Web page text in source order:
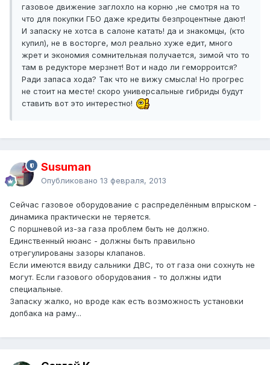
газовое движение заглохло на корню ,не смотря на то
что для покупки ГБО даже кредиты безпроцентные дают!
И запаску не хотса в салоне катать! да и знакомцы, (кто
купил), не в восторге, мол реально хуже едит, много
жрет и экономия сомнительная получается, зимой что то
там в редукторе мерзнет! Вот и надо ли геморроится?
Ради запаса хода? Так что не вижу смысла! Но прогрес
не стоит на месте! скоро универсальные гибриды будут
ставить вот это интерестно!
Susuman
Опубликовано 13 февраля, 2013
Сейчас газовое оборудование с распределённым впрыском -
динамика практически не теряется.
С поршневой из-за газа проблем быть не должно.
Единственный нюанс - должны быть правильно
отрегулированы зазоры клапанов.
Если имеются ввиду сальники ДВС, то от газа они сохнуть не
могут. Если газового оборудования - то должны идти
специальные.
Запаску жалко, но вроде как есть возможность установки
допбака на раму...